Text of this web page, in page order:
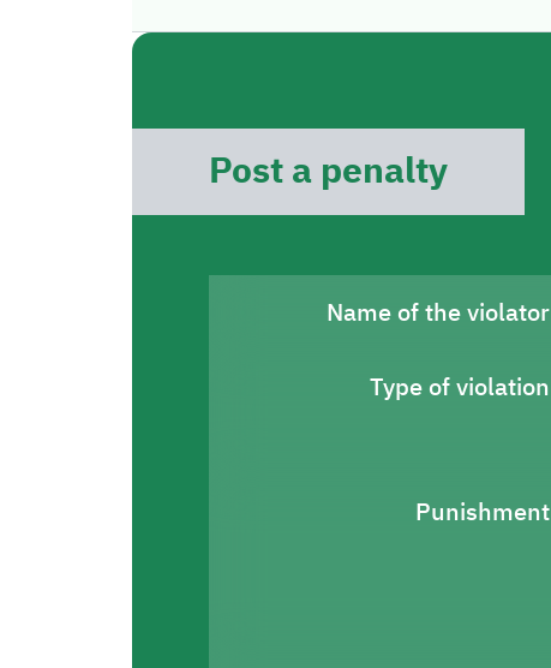
Post a penalty
Name of the violator
Type of violation
Punishment